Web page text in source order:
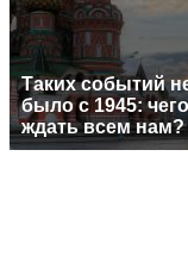
Таких событий
было с 1945: чего
ждать всем нам?